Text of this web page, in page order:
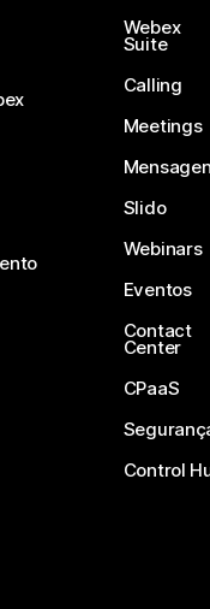
Webex
Suite
Calling
Meetings
Slido
Webinars
Eventos
Contact
Center
CPaaS
Control